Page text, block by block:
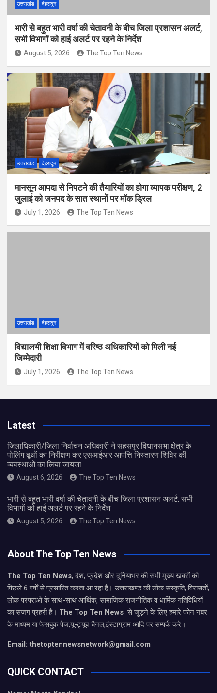
उत्तराखंड देहरादून
भारी से बहुत भारी वर्षा की चेतावनी के बीच जिला प्रशासन अलर्ट,
सभी विभागों को हाई अलर्ट पर रहने के निर्देश
August 5, 2026 The Top Ten News
उत्तराखंड देहरादून
मानसून आपदा से निपटने की तैयारियों का होगा व्यापक परीक्षण, 2
जुलाई को जनपद के सात स्थानों पर मॉक ड्रिल
July 1, 2026 The Top Ten News
उत्तराखंड देहरादून
विद्यालयी शिक्षा विभाग में वरिष्ठ अधिकारियों को मिली नई
जिम्मेदारी
July 1, 2026 The Top Ten News
Latest
जिलाधिकारी/जिला निर्वाचन अधिकारी ने सहसपुर विधानसभा क्षेत्र के
पोलिंग बूथों का निरीक्षण कर एसआईआर आपत्ति निस्तारण शिविर की
व्यवस्थाओं का लिया जायजा
August 6, 2026 The Top Ten News
भारी से बहुत भारी वर्षा की चेतावनी के बीच जिला प्रशासन अलर्ट, सभी
विभागों को हाई अलर्ट पर रहने के निर्देश
August 5, 2026 The Top Ten News
About The Top Ten News
The Top Ten News, देश, प्रदेश और दुनियाभर की सभी मुख्य खबरों को
पिछले 6 वर्षों से प्रसारित करता आ रहा है। उत्तराखण्ड की लोक संस्कृति, विरासतों,
लोक परंपराओ के साथ-साथ आर्थिक, सामाजिक राजनीतिक व धार्मिक गतिविधियों
का सजग प्रहरी है। The Top Ten News से जुड़ने के लिए हमारे फोन नंबर
के माध्यम या फेसबुक पेज,यू-ट्यूब चैनल,इंस्टाग्राम आदि पर सम्पर्क करे।
Email: thetoptennewsnetwork@gmail.com
QUICK CONTACT